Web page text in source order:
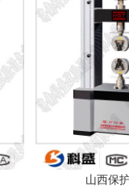
山西保